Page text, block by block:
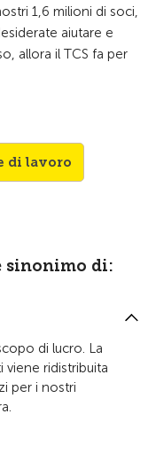
1,6 milioni di soci,
aiutare e
allora il TCS fa per
di lavoro
sinonimo di:
di lucro. La
ridistribuita
per i nostri